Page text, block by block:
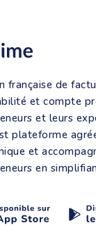
française de
et compte
et leurs
plateforme
et
en